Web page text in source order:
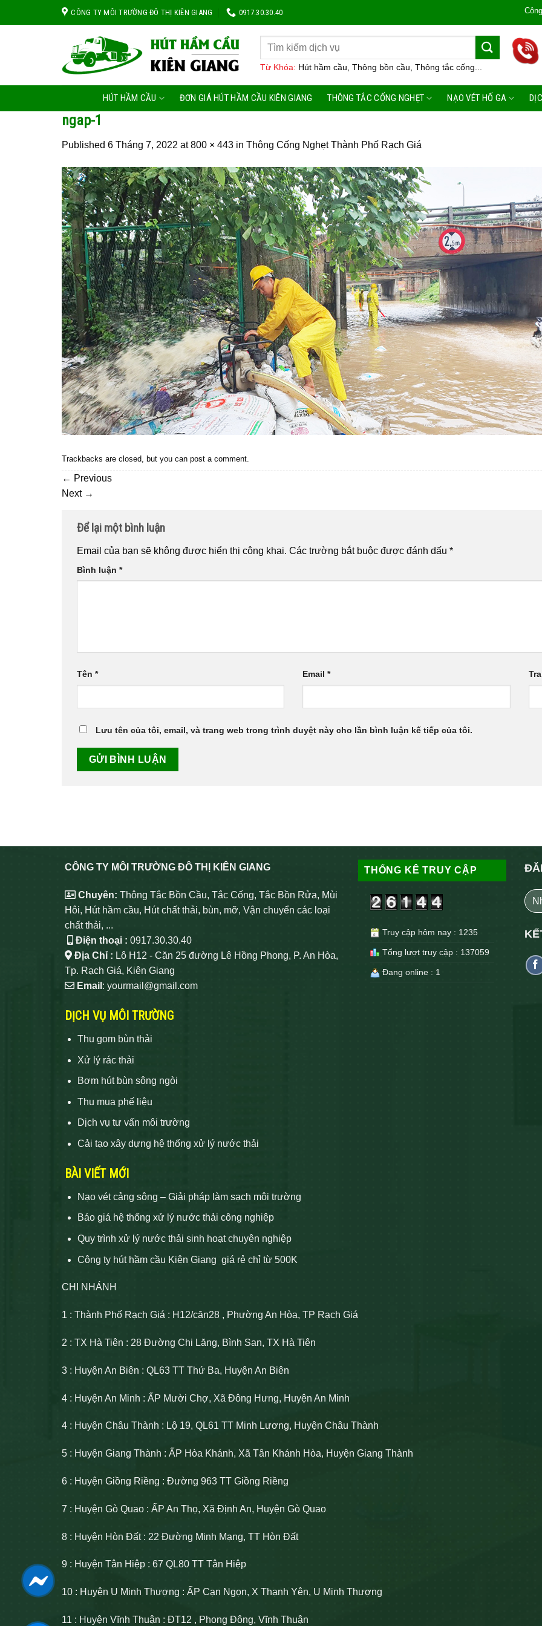
CÔNG TY MÔI TRƯỜNG ĐÔ THỊ KIÊN GIANG 0917.30.30.40 Công Ty Môi
Từ Khóa: Hút hầm cầu, Thông bồn cầu, Thông tắc cống...
HÚT HẦM CẦU ĐƠN GIÁ HÚT HẦM CẦU KIÊN GIANG THÔNG TẮC CỐNG NGHẸT NẠO VÉT HỐ GA
ngap-1
Published 6 Tháng 7, 2022 at800 × 443 in Thông Cống Nghẹt Thành Phố Rạch Giá
Trackbacks are closed, but you can post a comment.
← Previous
Next →
Để lại một bình luận
Email của bạn sẽ không được hiển thị công khai. Các trường bắt buộc được đánh dấu *
Bình luận *
Tên * Email*
Lưu tên của tôi, email, và trang web trong trình duyệt này cho lần bình luận kế tiếp của tôi.
CÔNG TY MÔI TRƯỜNG ĐÔ THỊ KIÊN GIANG
Chuyên: Thông Tắc Bồn Cầu, Tắc Cống, Tắc Bồn Rửa, Mùi
Hôi, Hút hầm cầu, Hút chất thải, bùn, mỡ, Vận chuyển các loại
chất thải, ...
Điện thoại : 0917.30.30.40
Địa Chỉ : Lô H12 - Căn 25 đường Lê Hồng Phong, P. An Hòa,
Tp. Rạch Giá, Kiên Giang
Email : yourmail@gmail.com
DỊCH VỤ MÔI TRƯỜNG
Thu gom bùn thải
Xử lý rác thải
Bơm hút bùn sông ngòi
Thu mua phế liệu
Dịch vụ tư vấn môi trường
Cải tạo xây dựng hệ thống xử lý nước thải
BÀI VIẾT MỚI
Nạo vét cảng sông – Giải pháp làm sạch môi trường
Báo giá hệ thống xử lý nước thải công nghiệp
Quy trình xử lý nước thải sinh hoạt chuyên nghiệp
Công ty hút hầm cầu Kiên Giang giá rẻ chỉ từ 500K
THỐNG KÊ TRUY CẬP
Truy cập hôm nay : 1235
Tổng lượt truy cập : 137059
Đang online : 1
CHI NHÁNH
1 : Thành Phố Rạch Giá : H12/căn28 , Phường An Hòa, TP Rạch Giá
2 : TX Hà Tiên : 28 Đường Chi Lăng, Bình San, TX Hà Tiên
3 : Huyện An Biên : QL63 TT Thứ Ba, Huyện An Biên
4 : Huyện An Minh : ẤP Mười Chợ, Xã Đông Hưng, Huyện An Minh
4 : Huyện Châu Thành : Lộ 19, QL61 TT Minh Lương, Huyện Châu Thành
5 : Huyện Giang Thành : ẤP Hòa Khánh, Xã Tân Khánh Hòa, Huyện Giang Thành
6 : Huyện Giồng Riềng : Đường 963 TT Giồng Riềng
7 : Huyện Gò Quao : ẤP An Thọ, Xã Định An, Huyện Gò Quao
8 : Huyện Hòn Đất : 22 Đường Minh Mạng, TT Hòn Đất
9 : Huyện Tân Hiệp : 67 QL80 TT Tân Hiệp
10 : Huyện U Minh Thượng : ẤP Cạn Ngọn, X Thạnh Yên, U Minh Thượng
11 : Huyện Vĩnh Thuận : ĐT12 , Phong Đông, Vĩnh Thuận